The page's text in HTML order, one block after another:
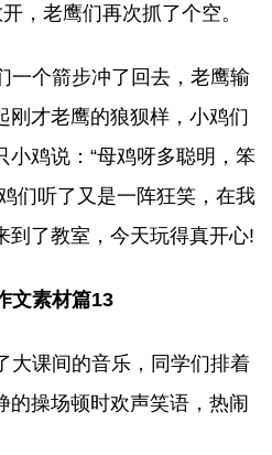
，老鹰们再次抓了个空。
一个箭步冲了回去，老鹰输
刚才老鹰的狼狈样，小鸡们
小鸡说：“母鸡呀多聪明，笨
们听了又是一阵狂笑，在我
到了教室，今天玩得真开心!
文素材篇13
大课间的音乐，同学们排着
的操场顿时欢声笑语，热闹